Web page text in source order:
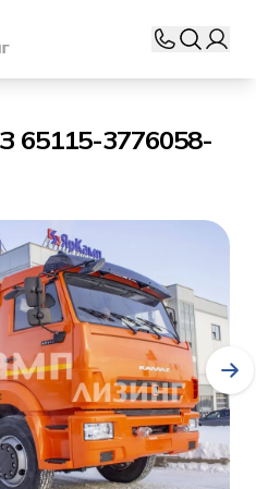
3776058-